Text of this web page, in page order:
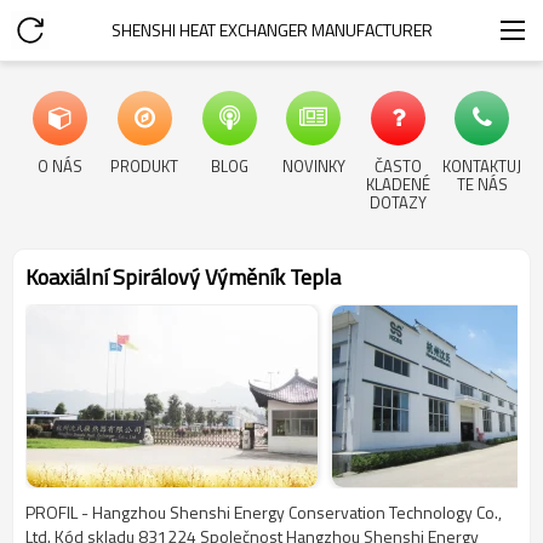
SHENSHI HEAT EXCHANGER MANUFACTURER​
O NÁS PRODUKT BLOG NOVINKY ČASTO
KLADENÉ
DOTAZY
KONTAKTUJ
TE NÁS
Koaxiální Spirálový Výměník Tepla
PROFIL - Hangzhou Shenshi Energy Conservation Technology Co.,
Ltd. Kód skladu 831224 Společnost Hangzhou Shenshi Energy